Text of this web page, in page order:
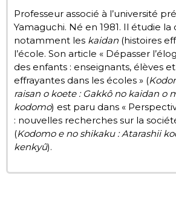
Tokyo
Professeur associé à l’université
Yamaguchi. Né en 1981. Il étudie
notamment les kaidan(histoires
l’école. Son article « Dépasser
des enfants : enseignants, élèves
effrayantes dans les écoles » (
raisan o koete : Gakkô no kaidan o
kodomo) est paru dans «
: nouvelles recherches sur la
(Kodomo e no shikaku : Atarashii
kenkyû).